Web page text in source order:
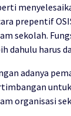
prepentif
sekolah.
dahulu harus
adanya
organisasi